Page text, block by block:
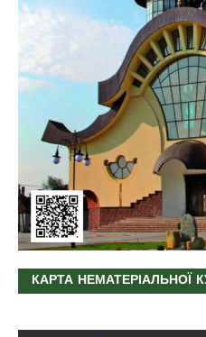
КАРТА НЕМАТЕРІАЛЬНОЇ